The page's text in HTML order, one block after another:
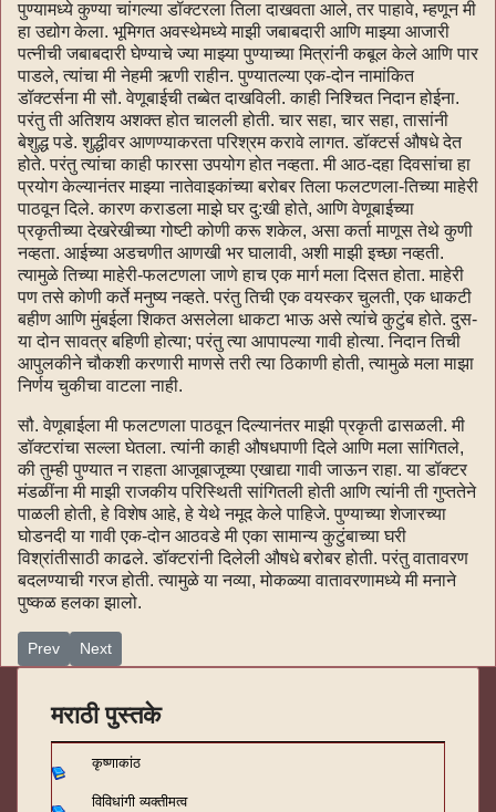
पुण्यामध्ये कुण्या चांगल्या डॉक्टरला तिला दाखवता आले, तर पाहावे, म्हणून मी
हा उद्योग केला. भूमिगत अवस्थेमध्ये माझी जबाबदारी आणि माझ्या आजारी
पत्नीची जबाबदारी घेण्याचे ज्या माझ्या पुण्याच्या मित्रांनी कबूल केले आणि पार
पाडले, त्यांचा मी नेहमी ऋणी राहीन. पुण्यातल्या एक-दोन नामांकित
डॉक्टर्सना मी सौ. वेणूबाईची तब्बेत दाखविली. काही निश्चित निदान होईना.
परंतु ती अतिशय अशक्त होत चालली होती. चार सहा, चार सहा, तासांनी
बेशुद्ध पडे. शुद्धीवर आणण्याकरता परिश्रम करावे लागत. डॉक्टर्स औषधे देत
होते. परंतु त्यांचा काही फारसा उपयोग होत नव्हता. मी आठ-दहा दिवसांचा हा
प्रयोग केल्यानंतर माझ्या नातेवाइकांच्या बरोबर तिला फलटणला-तिच्या माहेरी
पाठवून दिले. कारण कराडला माझे घर दु:खी होते, आणि वेणूबाईच्या
प्रकृतीच्या देखरेखीच्या गोष्टी कोणी करू शकेल, असा कर्ता माणूस तेथे कुणी
नव्हता. आईच्या अडचणीत आणखी भर घालावी, अशी माझी इच्छा नव्हती.
त्यामुळे तिच्या माहेरी-फलटणला जाणे हाच एक मार्ग मला दिसत होता. माहेरी
पण तसे कोणी कर्ते मनुष्य नव्हते. परंतु तिची एक वयस्कर चुलती, एक धाकटी
बहीण आणि मुंबईला शिकत असलेला धाकटा भाऊ असे त्यांचे कुटुंब होते. दुस-
या दोन सावत्र बहिणी होत्या; परंतु त्या आपापल्या गावी होत्या. निदान तिची
आपुलकीने चौकशी करणारी माणसे तरी त्या ठिकाणी होती, त्यामुळे मला माझा
निर्णय चुकीचा वाटला नाही.
सौ. वेणूबाईला मी फलटणला पाठवून दिल्यानंतर माझी प्रकृती ढासळली. मी
डॉक्टरांचा सल्ला घेतला. त्यांनी काही औषधपाणी दिले आणि मला सांगितले,
की तुम्ही पुण्यात न राहता आजूबाजूच्या एखाद्या गावी जाऊन राहा. या डॉक्टर
मंडळींना मी माझी राजकीय परिस्थिती सांगितली होती आणि त्यांनी ती गुप्ततेने
पाळली होती, हे विशेष आहे, हे येथे नमूद केले पाहिजे. पुण्याच्या शेजारच्या
घोडनदी या गावी एक-दोन आठवडे मी एका सामान्य कुटुंबाच्या घरी
विश्रांतीसाठी काढले. डॉक्टरांनी दिलेली औषधे बरोबर होती. परंतु वातावरण
बदलण्याची गरज होती. त्यामुळे या नव्या, मोकळ्या वातावरणामध्ये मी मनाने
पुष्कळ हलका झालो.
Previous article: कृष्णाकांठ१६३
Prev Next article: कृष्णाकांठ१६१
Next
मराठी पुस्तके
कृष्णाकांठ
विविधांगी व्यक्तीमत्व